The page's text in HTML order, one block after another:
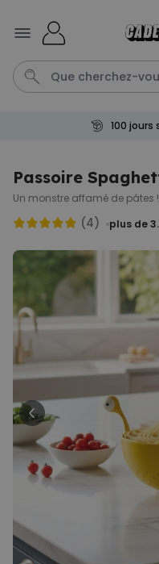
Verre
24,99 CHF
Porte-clés
bois avec
19,99 CHF
T-shirt
votre
derrière
34,99 CHF
Serviette
100
Passoire
Un monstre affamé de pâtes !
(4) plus de